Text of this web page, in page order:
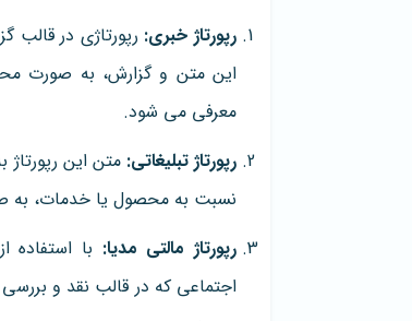
رپورتاژ خبری: رپورتاژی در
این متن و گزارش، به صورت
معرفی می شود.
رپورتاژ تبلیغاتی: متن این
نسبت به محصول یا خدمات، به
رپورتاژ مالتی مدیا: با استفاده
اجتماعی که در قالب نقد و